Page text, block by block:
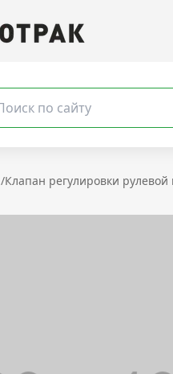
/Клапан регулировки